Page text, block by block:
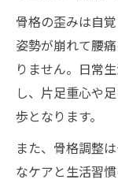
骨格の歪みは自
姿勢が崩れて腰
りません。日常
し、片足重心や
歩となります。
また、骨格調整
なケアと生活習